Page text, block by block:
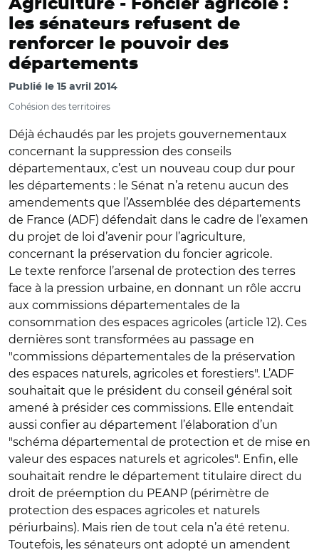
Agriculture - Foncier agricole :
les sénateurs refusent de
renforcer le pouvoir des
départements
Publié le 15 avril 2014
Cohésion des territoires
Déjà échaudés par les projets gouvernementaux
concernant la suppression des conseils
départementaux, c’est un nouveau coup dur pour
les départements : le Sénat n’a retenu aucun des
amendements que l’Assemblée des départements
de France (ADF) défendait dans le cadre de l’examen
du projet de loi d’avenir pour l’agriculture,
concernant la préservation du foncier agricole.
Le texte renforce l’arsenal de protection des terres
face à la pression urbaine, en donnant un rôle accru
aux commissions départementales de la
consommation des espaces agricoles (article 12). Ces
dernières sont transformées au passage en
"commissions départementales de la préservation
des espaces naturels, agricoles et forestiers". L’ADF
souhaitait que le président du conseil général soit
amené à présider ces commissions. Elle entendait
aussi confier au département l’élaboration d’un
"schéma départemental de protection et de mise en
valeur des espaces naturels et agricoles". Enfin, elle
souhaitait rendre le département titulaire direct du
droit de préemption du PEANP (périmètre de
protection des espaces agricoles et naturels
périurbains). Mais rien de tout cela n’a été retenu.
Toutefois, les sénateurs ont adopté un amendent